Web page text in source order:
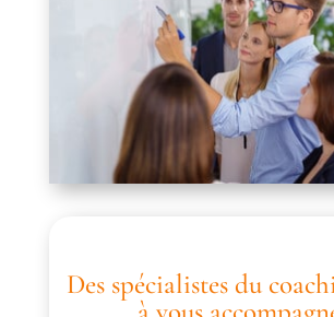
Des spécialistes du